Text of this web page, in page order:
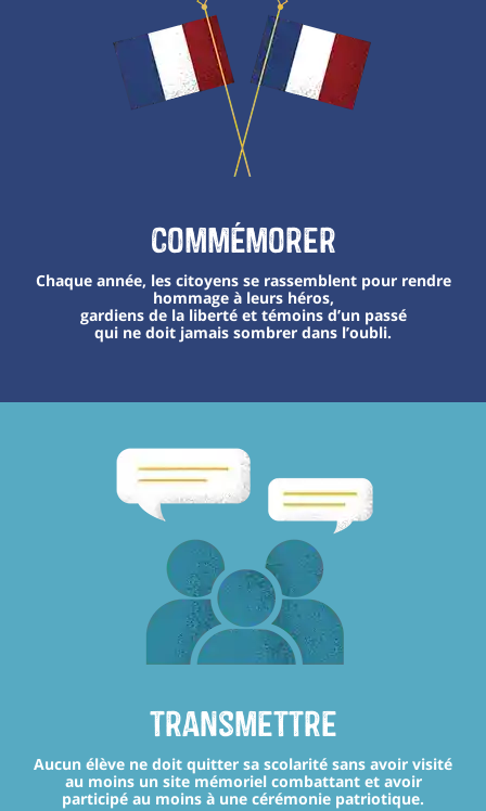
Commémorer
Chaque année, les citoyens se rassemblent pour rendre
hommage à leurs héros,
gardiens de la liberté et témoins d’un passé
qui ne doit jamais sombrer dans l’oubli.
transmettre
Aucun élève ne doit quitter sa scolarité sans avoir visité
au moins un site mémoriel combattant et avoir
participé au moins à une cérémonie patriotique.